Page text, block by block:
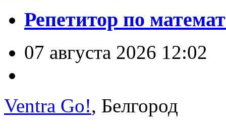
Репетитор по
07 августа 2026 12:02
Ventra Go!, Белгород